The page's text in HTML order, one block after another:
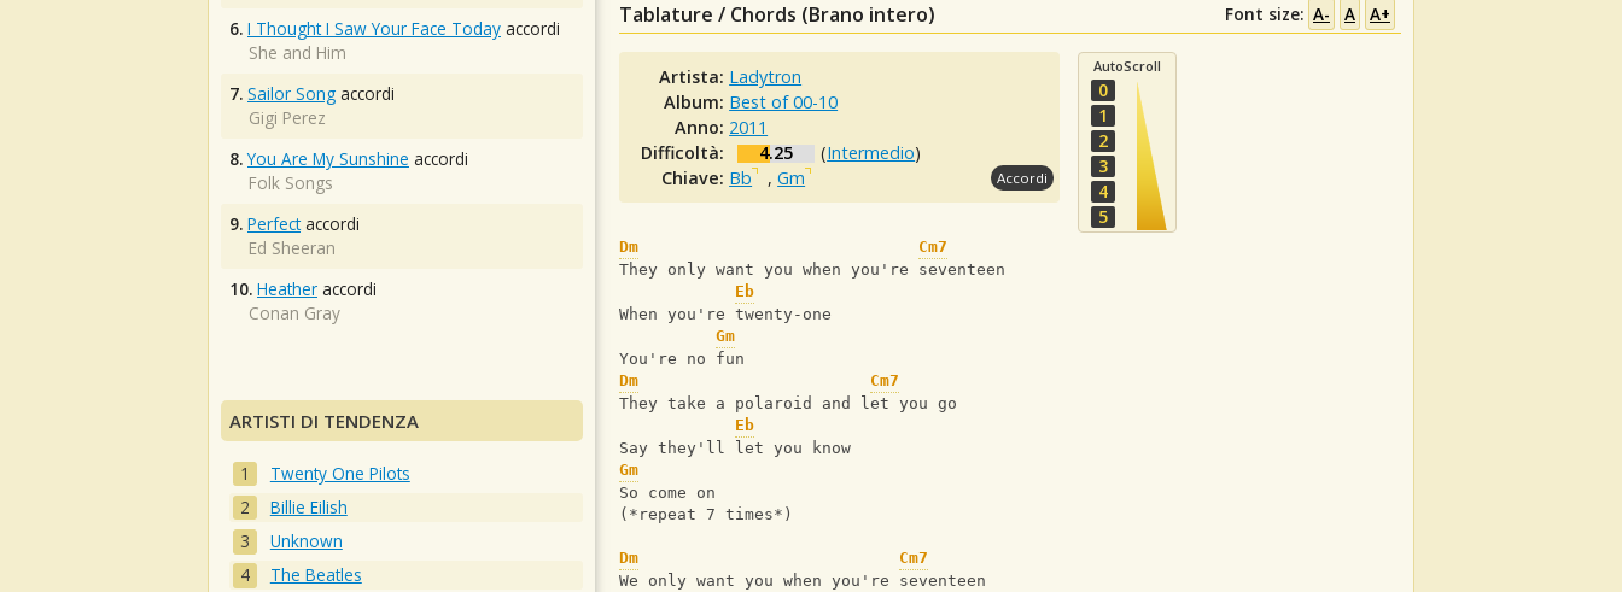
Tablature / Chords (Brano intero) Font size: A- A A+
Artista: Ladytron
Album: Best of 00-10
Anno: 2011
Difficoltà:
4.25 (Intermedio)
Chiave: Bb ,Gm Accordi
AutoScroll
0
1
2
3
4
5
Dm
Cm7
They only want you when you're seventeen
Eb
When you're twenty-one
Gm
You're no fun
Dm
Cm7
They take a polaroid and let you go
Eb
Say they'll let you know
Gm
So come on
(*repeat 7 times*)
Dm
Cm7
We only want you when you're seventeen
6. I Thought I Saw Your Face Today accordi
She and Him
7. Sailor Song accordi
Gigi Perez
8. You Are My Sunshine accordi
Folk Songs
9. Perfectaccordi
Ed Sheeran
10. Heather accordi
Conan Gray
ARTISTI DI TENDENZA
Twenty One Pilots
Billie Eilish
Unknown
The Beatles